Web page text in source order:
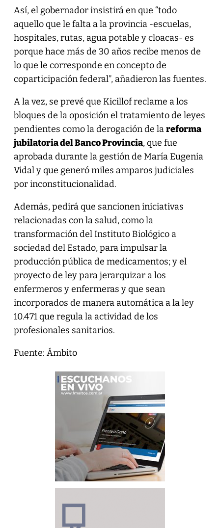
Así, el gobernador insistirá en que “todo
aquello que le falta a la provincia -escuelas,
hospitales, rutas, agua potable y cloacas- es
porque hace más de 30 años recibe menos de
lo que le corresponde en concepto de
coparticipación federal”, añadieron las fuentes.
A la vez, se prevé que Kicillof reclame a los
bloques de la oposición el tratamiento de leyes
pendientes como la derogación de lareforma
jubilatoria del Banco Provincia, que fue
aprobada durante la gestión de María Eugenia
Vidal y que generó miles amparos judiciales
por inconstitucionalidad.
Además, pedirá que sancionen iniciativas
relacionadas con la salud, como la
transformación del Instituto Biológico a
sociedad del Estado, para impulsar la
producción pública de medicamentos; y el
proyecto de ley para jerarquizar a los
enfermeros y enfermeras y que sean
incorporados de manera automática a la ley
10.471 que regula la actividad de los
profesionales sanitarios.
Fuente: Ámbito